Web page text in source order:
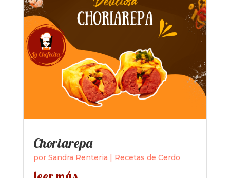
Choriarepa
por Sandra Renteria | Recetas de Cerdo